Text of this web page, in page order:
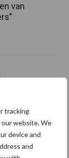
tracking
website. We
device and
and
van
breidt
uit: